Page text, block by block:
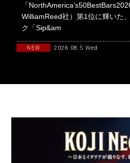
「
WilliamReed社）第1位に輝いた
ク「Sip&am
NEW 2026.08.5 Wed